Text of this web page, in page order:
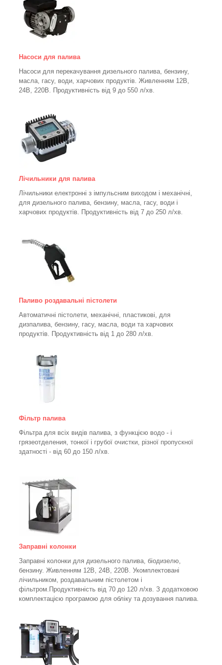
Насоси для палива
Насоси для перекачування дизельного палива, бензину,
масла, гасу, води, харчових продуктів. Живленням 12В,
24В, 220В. Продуктивність від 9 до 550 л/хв.
Лічильники для палива
Лічильники електронні з імпульсним виходом і механічні,
для дизельного палива, бензину, масла, гасу, води і
харчових продуктів. Продуктивність від 7 до 250 л/хв.
Паливо роздавальні пістолети
Автоматичні пістолети, механічні, пластикові, для
дизпалива, бензину, гасу, масла, води та харчових
продуктів. Продуктивність від 1 до 280 л/хв.
Фільтр палива
Фільтра для всіх видів палива, з функцією водо - і
грязеотделения, тонкої і грубої очистки, різної пропускної
здатності - від 60 до 150 л/хв
Заправні колонки
Заправні колонки для дизельного палива, біодизелю,
бензину. Живленням 12В, 24В, 220В. Укомплектовані
лічильником, роздавальним пістолетом і
фільтром. Продуктивність від 70 до 120 л/хв. З додатковою
комплектацією програмою для обліку та дозування палива.